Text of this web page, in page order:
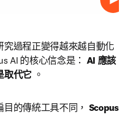
播放
過程正變得越來越自動化
AI 的核心信念是： AI 應該
取代它 。
的傳統工具不同， Scopus